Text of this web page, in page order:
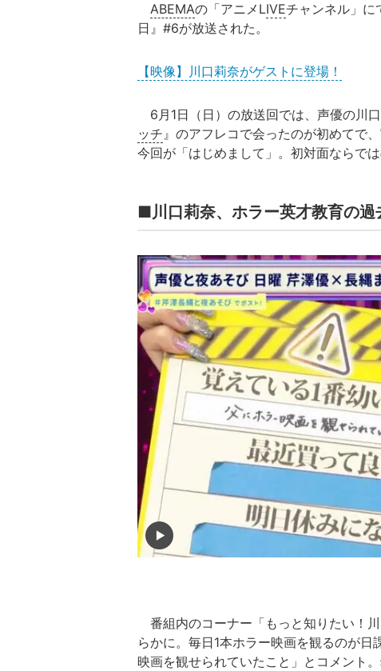
ABEMAの「アニメLIVEチャンネル」に
日』#6が放送された。
【映像】川口莉奈がゲストに登場！
6月1日（日）の放送回では、声優の川
ッチ』のアフレコで会ったのが初めてで
今回が「はじめまして」。初対面ならで
■川口莉奈、ホラー英才教育の過
番組内のコーナー「もっと知りたい！
らかに。毎日1本ホラー映画を観るのが
映画を観せられていたこと」とコメント